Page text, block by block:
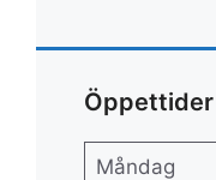
Öppettider
Måndag